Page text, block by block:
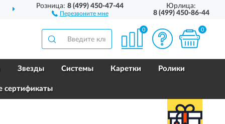
ДОСТАВИМ ПО ВСЕЙ РОССИИ
Розница:8 (499) 450-47-44
Перезвоните мне
Юрлица:
8 (499) 450-86-44
0 0
Звезды Системы Каретки Ролики
сертификаты